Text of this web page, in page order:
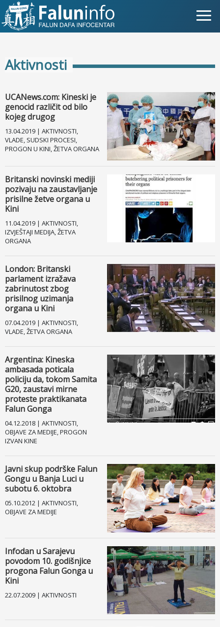
Zašto progon?
Objave za medije
Lična iskustva
Najnovije vesti
Slike
Drugi jezici
Aktivnosti
UCANews.com: Kineski je
genocid različit od bilo
kojeg drugog
13.04.2019 | AKTIVNOSTI,
VLADE, SUDSKI PROCESI,
PROGON U KINI, ŽETVA ORGANA
Britanski novinski mediji
pozivaju na zaustavljanje
prisilne žetve organa u
Kini
11.04.2019 | AKTIVNOSTI,
IZVJEŠTAJI MEDIJA, ŽETVA
ORGANA
London: Britanski
parlament izražava
zabrinutost zbog
prisilnog uzimanja
organa u Kini
07.04.2019 | AKTIVNOSTI,
VLADE, ŽETVA ORGANA
Argentina: Kineska
ambasada poticala
policiju da, tokom Samita
G20, zaustavi mirne
proteste praktikanata
Falun Gonga
04.12.2018 | AKTIVNOSTI,
OBJAVE ZA MEDIJE, PROGON
IZVAN KINE
Javni skup podrške Falun
Gongu u Banja Luci u
subotu 6. oktobra
05.10.2012 | AKTIVNOSTI,
OBJAVE ZA MEDIJE
Infodan u Sarajevu
povodom 10. godišnjice
progona Falun Gonga u
Kini
22.07.2009 | AKTIVNOSTI